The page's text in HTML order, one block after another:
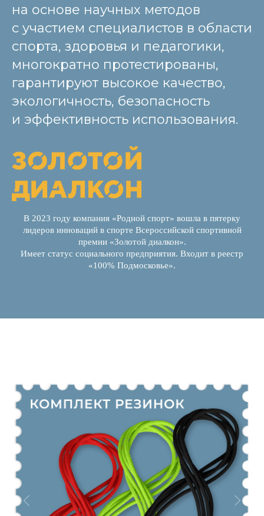
на основе научных методов
с участием специалистов в области
спорта, здоровья и педагогики,
многократно протестированы,
гарантируют высокое качество,
экологичность, безопасность
и эффективность использования.
В 2023 году компания «Родной спорт» вошла в пятерку
лидеров инноваций в спорте Всероссийской спортивной
премии «Золотой диалкон».
Имеет статус социального предприятия. Входит в реестр
«100% Подмосковье».